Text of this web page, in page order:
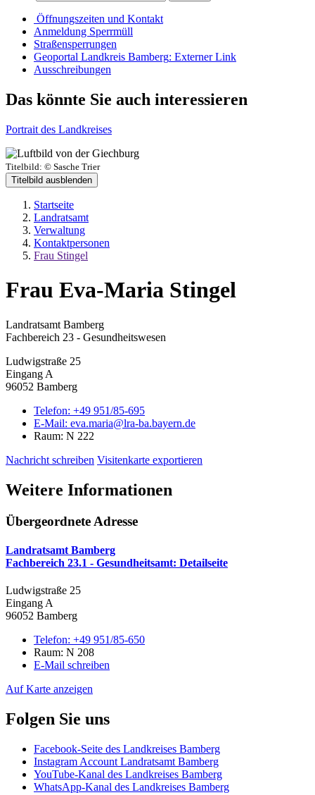
Öffnungszeiten und Kontakt
Anmeldung Sperrmüll
Straßensperrungen
Geoportal Landkreis Bamberg: Externer Link
Ausschreibungen
Das könnte Sie auch interessieren
Portrait des Landkreises
Titelbild: © Sasche Trier
Titelbild ausblenden
Startseite
Landratsamt
Verwaltung
Kontaktpersonen
Frau Stingel
Frau Eva-Maria Stingel
Landratsamt Bamberg
Fachbereich 23 - Gesundheitswesen
Ludwigstraße 25
Eingang A
96052 Bamberg
Telefon: +49 951/85-695
E-Mail: eva.maria@lra-ba.bayern.de
Raum: N 222
Nachricht schreiben Visitenkarte exportieren
Weitere Informationen
Übergeordnete Adresse
Landratsamt Bamberg
Fachbereich 23.1 - Gesundheitsamt: Detailseite
Ludwigstraße 25
Eingang A
96052 Bamberg
Telefon: +49 951/85-650
Raum: N 208
E-Mail schreiben
Auf Karte anzeigen
Folgen Sie uns
Facebook-Seite des Landkreises Bamberg
Instagram Account Landratsamt Bamberg
YouTube-Kanal des Landkreises Bamberg
WhatsApp-Kanal des Landkreises Bamberg